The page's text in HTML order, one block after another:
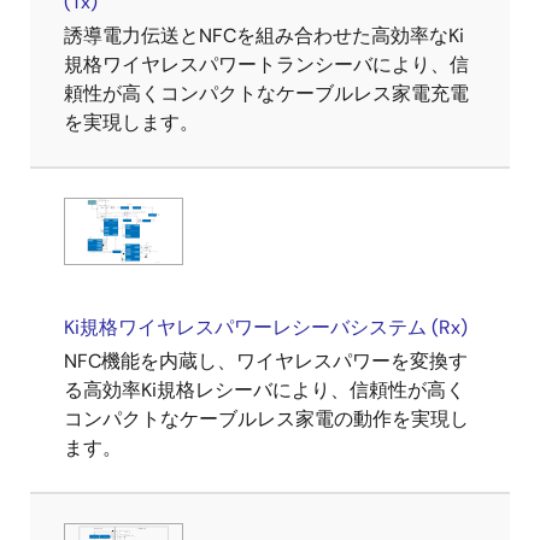
誘導電力伝送とNFCを組み合わせた高効率なKi
規格ワイヤレスパワートランシーバにより、信
頼性が高くコンパクトなケーブルレス家電充電
を実現します。
Ki規格ワイヤレスパワーレシーバシステム (Rx)
NFC機能を内蔵し、ワイヤレスパワーを変換す
る高効率Ki規格レシーバにより、信頼性が高く
コンパクトなケーブルレス家電の動作を実現し
ます。